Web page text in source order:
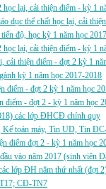
lại, cải thiện điểm - kỳ 1
dục thể chất học lại, cải
độ, học kỳ 1 năm học
lại, cải thiện điểm - kỳ 1
cải thiện điểm - đợt 2 kỳ 1
kỳ 1 năm học 2017-2018
điểm - đợt 2 kỳ 1 năm học
điểm - đợt 2 - kỳ 1 năm học
các lớp ĐHCĐ chính quy
toán máy, Tin UD, Tin
điểm đợt 2 - kỳ 1 năm học
vào năm 2017 (sinh viên
lớp ĐH năm thứ nhất (đợt
CĐ-TN7